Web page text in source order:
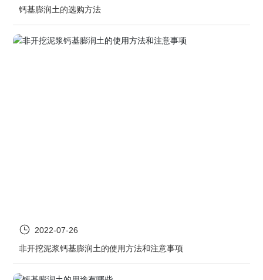
钙基膨润土的选购方法
2022-07-26
非开挖泥浆钙基膨润土的使用方法和注意事项